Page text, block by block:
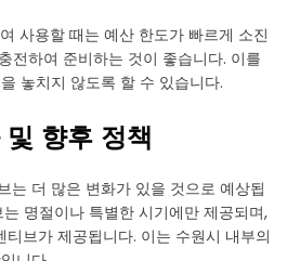
사용할 때는 예산 한도가 빠르게 소진
전하여 준비하는 것이 좋습니다. 이를
놓치지 않도록 할 수 있습니다.
향후 정책
는 더 많은 변화가 있을 것으로 예상됩
명절이나 특별한 시기에만 제공되며,
티브가 제공됩니다. 이는 수원시 내부의